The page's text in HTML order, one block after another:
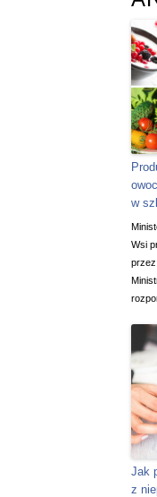
w
Wsi
przez
Jak
z